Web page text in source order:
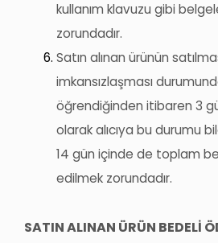
kullanım klavuzu gibi
zorundadır.
Satın alınan ürünün
imkansızlaşması
öğrendiğinden itibaren 3
olarak alıcıya bu durumu
14 gün içinde de toplam
edilmek zorundadır.
SATIN ALINAN ÜRÜN BEDELİ